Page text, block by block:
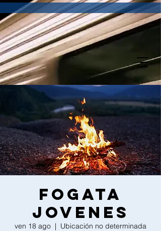
Fogata
Jovenes
ven 18 ago
  |
Ubicación no determinada